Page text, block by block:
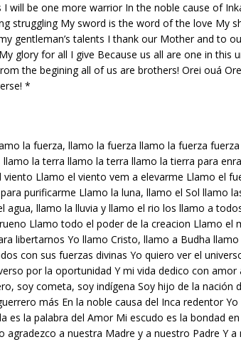
I will be one more warrior In the noble cause of
struggling My sword is the word of the love My
gentleman’s talents I thank our Mother and to
glory for all I give Because us all are one in this
the begining all of us are brothers! Orei ouá
*
la fuerza, llamo la fuerza llamo la fuerza
la terra llamo la terra llamo la tierra para
Llamo el viento vem a elevarme Llamo el
purificarme Llamo la luna, llamo el Sol llamo
agua, llamo la lluvia y llamo el rio los llamo a
Llamo todo el poder de la creacion Llamo el
libertarnos Yo llamo Cristo, llamo a Budha
con sus fuerzas divinas Yo quiero ver el
por la oportunidad Y mi vida dedico con
soy cometa, soy indígena Soy hijo de la nación
más En la noble causa del Inca redentor
es la palabra del Amor Mi escudo es la bondad
agradezco a nuestra Madre y a nuestro Padre Y